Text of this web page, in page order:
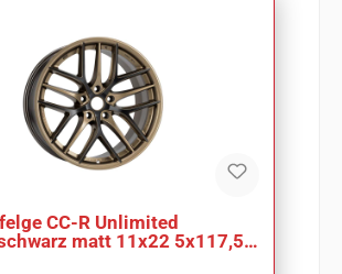
CC-R Unlimited
matt 11x22 5x117,5